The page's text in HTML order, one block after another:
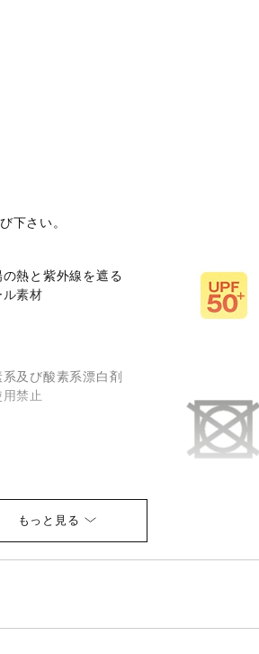
下さい。
の熱と紫外線を遮る
ル素材
系及び酸素系漂白剤
禁止
温度120℃を限度とし
イロン仕上げができ